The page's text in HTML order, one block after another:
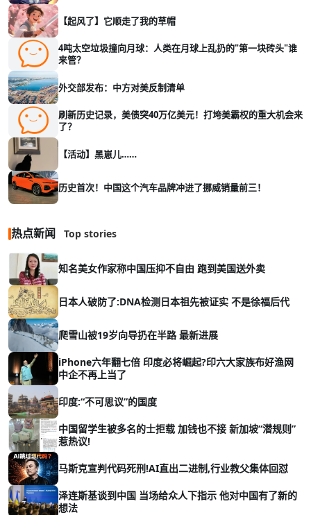
【起风了】它顺走了我的草帽
4吨太空垃圾撞向月球：人类在月球上乱扔的"第一块砖头"谁
来管？
外交部发布：中方对美反制清单
刷新历史记录，美债突40万亿美元！打垮美霸权的重大机会来
了？
【活动】黑崽儿……
历史首次！中国这个汽车品牌冲进了挪威销量前三！
热点新闻 Top stories
知名美女作家称中国压抑不自由 跑到美国送外卖
日本人破防了:DNA检测日本祖先被证实 不是徐福后代
爬雪山被19岁向导扔在半路 最新进展
iPhone六年翻七倍 印度必将崛起?印六大家族布好渔网
中企不再上当了
印度:“不可思议”的国度
中国留学生被多名的士拒载 加钱也不接 新加坡“潜规则”
惹热议!
马斯克宣判代码死刑!AI直出二进制,行业教父集体回怼
泽连斯基谈到中国 当场给众人下指示 他对中国有了新的
想法